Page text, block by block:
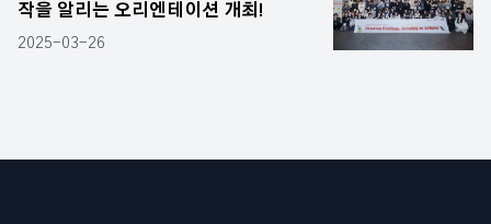
작을 알리는 오리엔테이션 개최!
2025-03-26